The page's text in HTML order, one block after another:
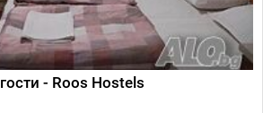
- Roos Hostels